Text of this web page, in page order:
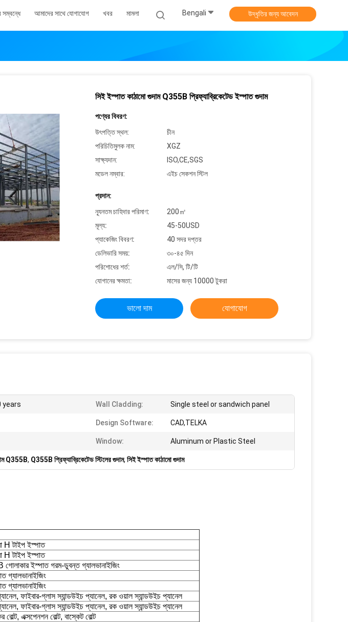
সম্বন্ধে আমাদের সাথে যোগাযোগ খবর মামলা Bengali উদ্ধৃতির জন্য আবেদন
সিই ইস্পাত কাঠামো গুদাম Q355B প্রিফ্যাব্রিকেটেড ইস্পাত গুদাম
পণ্যের বিবরণ:
উৎপত্তি স্থল:
চীন
পরিচিতিমুলক নাম:
XGZ
সাক্ষ্যদান:
ISO,CE,SGS
মডেল নম্বার:
এইচ সেকশন স্টিল
প্রদান:
ন্যূনতম চাহিদার পরিমাণ:
200㎡
মূল্য:
45-50USD
প্যাকেজিং বিবরণ:
40 সদর দপ্তর
ডেলিভারি সময়:
৩০-৪৫ দিন
পরিশোধের শর্ত:
এল/সি, টি/টি
যোগানের ক্ষমতা:
মাসের জন্য 10000 টুকরা
ভালো দাম যোগাযোগ
years Wall Cladding: Single steel or sandwich panel
Design Software: CAD,TELKA
Window: Aluminum or Plastic Steel
Q355B, Q355B প্রিফ্যাব্রিকেটেড স্টিলের গুদাম, সিই ইস্পাত কাঠামো গুদাম
H টাইপ ইস্পাত
H টাইপ ইস্পাত
ইস্পাত গরম-ডুবন্ত গ্যালভানাইজিং
গ্যালভানাইজিং
গ্যালভানাইজিং
ফাইবার-গ্লাস স্যান্ডউইচ প্যানেল, রক ওয়াল স্যান্ডউইচ প্যানেল
ফাইবার-গ্লাস স্যান্ডউইচ প্যানেল, রক ওয়াল স্যান্ডউইচ প্যানেল
বোল্ট, এক্সপেনশন বোল্ট, বাস্কেট বোল্ট